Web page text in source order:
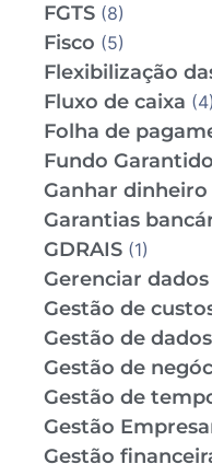
FGTS (8)
Fisco (5)
Flexibilização
Fluxo de caixa (4)
Folha de
Fundo
Ganhar dinheiro
Garantias
GDRAIS (1)
Gerenciar dados
Gestão de
Gestão de
Gestão de
Gestão de
Gestão
Gestão